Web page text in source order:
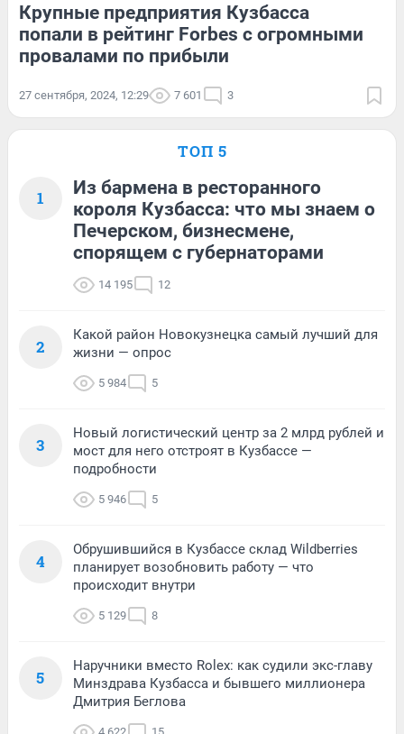
Крупные предприятия Кузбасса
попали в рейтинг Forbes с огромными
провалами по прибыли
27 сентября, 2024, 12:29 7 601 3
ТОП 5
1
Из бармена в ресторанного
короля Кузбасса: что мы знаем о
Печерском, бизнесмене,
спорящем с губернаторами
14 195 12
2
Какой район Новокузнецка самый лучший для
жизни — опрос
5 984 5
3
Новый логистический центр за 2 млрд рублей и
мост для него отстроят в Кузбассе —
подробности
5 946 5
4
Обрушившийся в Кузбассе склад Wildberries
планирует возобновить работу — что
происходит внутри
5 129 8
5
Наручники вместо Rolex: как судили экс-главу
Минздрава Кузбасса и бывшего миллионера
Дмитрия Беглова